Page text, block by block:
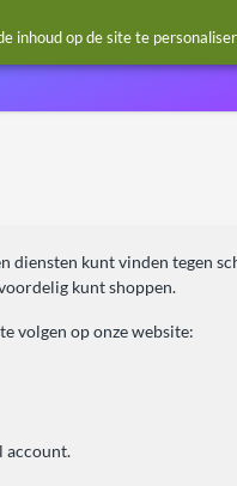
diensten kunt vinden tegen
kunt shoppen.
volgen op onze website:
account.
inhoud op de site te